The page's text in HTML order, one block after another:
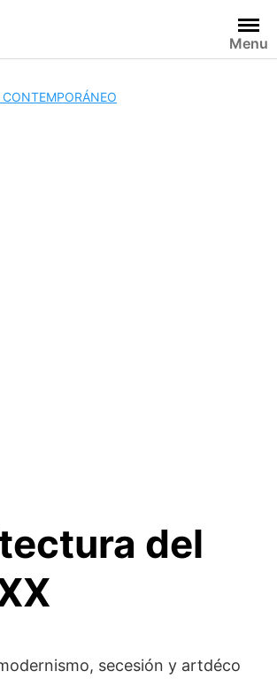
Menu
del
secesión y artdéco